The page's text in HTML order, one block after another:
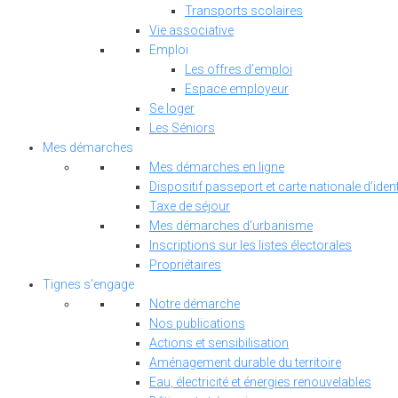
Transports scolaires
Vie associative
Emploi
Les offres d’emploi
Espace employeur
Se loger
Les Séniors
Mes démarches
Mes démarches en ligne
Dispositif passeport et carte nationale
Taxe de séjour
Mes démarches d'urbanisme
Inscriptions sur les listes électorales
Propriétaires
Tignes s’engage
Notre démarche
Nos publications
Actions et sensibilisation
Aménagement durable du territoire
Eau, électricité et énergies renouvelables